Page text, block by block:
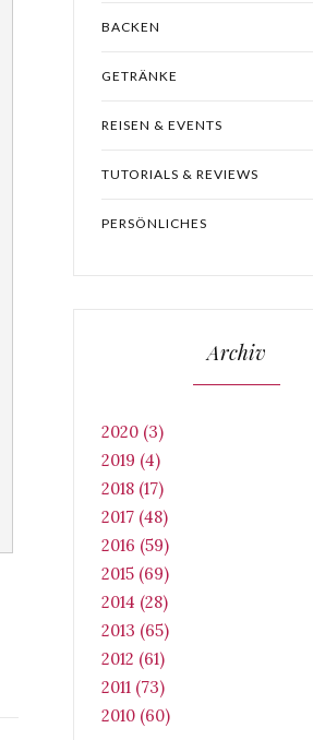
BACKEN
GETRÄNKE
REISEN & EVENTS
TUTORIALS & REVIEWS
PERSÖNLICHES
Archiv
2020 (3)
2019 (4)
2018 (17)
2017 (48)
2016 (59)
2015 (69)
2014 (28)
2013 (65)
2012 (61)
2011 (73)
2010 (60)